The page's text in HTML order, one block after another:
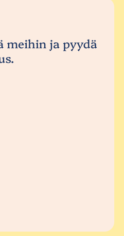
meihin ja pyydä